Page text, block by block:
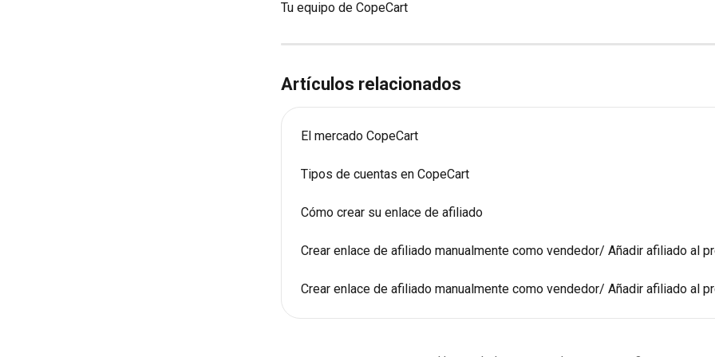
Tu equipo de CopeCart
Artículos relacionados
El mercado CopeCart
Tipos de cuentas en CopeCart
Cómo crear su enlace de afiliado
Crear enlace de afiliado manualmente como vendedor/ Añadir afiliado al
Crear enlace de afiliado manualmente como vendedor/ Añadir afiliado al